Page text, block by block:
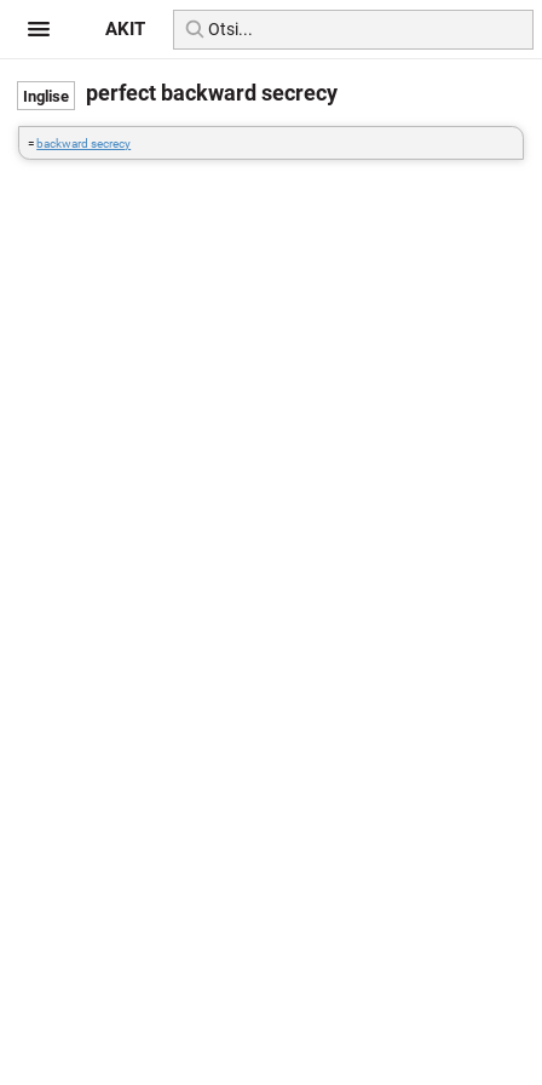
perfect backward secrecy
= backward secrecy
AKIT